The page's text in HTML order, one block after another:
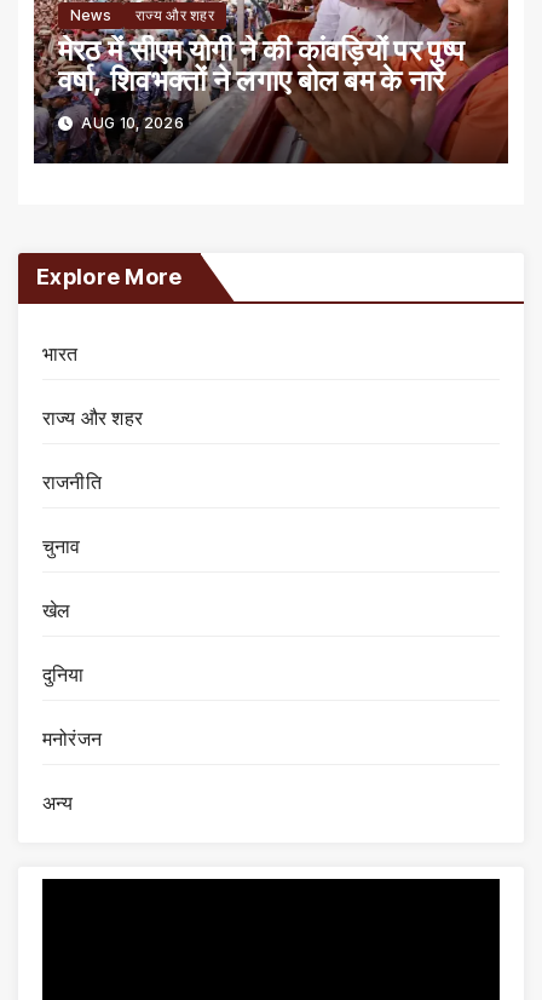
News राज्य और शहर
मेरठ में सीएम योगी ने की कांवड़ियों पर पुष्प
वर्षा, शिवभक्तों ने लगाए बोल बम के नारे
AUG 10, 2026
Explore More
भारत
राज्य और शहर
राजनीति
चुनाव
खेल
दुनिया
मनोरंजन
अन्य